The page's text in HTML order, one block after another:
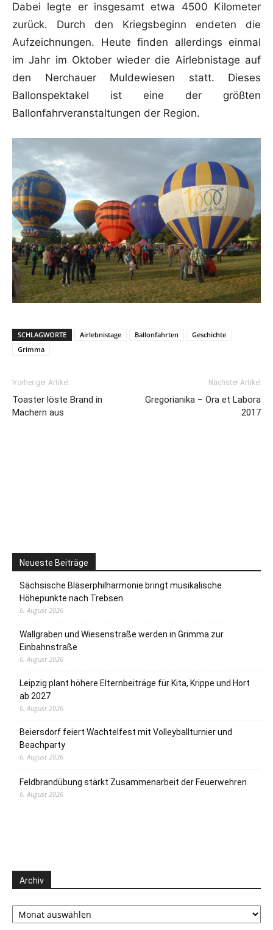
Dabei legte er insgesamt etwa 4500 Kilometer
zurück. Durch den Kriegsbeginn endeten die
Aufzeichnungen. Heute finden allerdings einmal
im Jahr im Oktober wieder die Airlebnistage auf
den Nerchauer Muldewiesen statt. Dieses
Ballonspektakel ist eine der größten
Ballonfahrveranstaltungen der Region.
SCHLAGWORTE Airlebnistage Ballonfahrten
Geschichte
Grimma
Vorheriger Artikel
Toaster löste Brand in
Machern aus
Nächster Artikel
Gregorianika – Ora et Labora
2017
Neueste Beiträge
Sächsische Bläserphilharmonie bringt musikalische
Höhepunkte nach Trebsen
6. August 2026
Wallgraben und Wiesenstraße werden in Grimma zur
Einbahnstraße
6. August 2026
Leipzig plant höhere Elternbeiträge für Kita, Krippe und Hort
ab 2027
6. August 2026
Beiersdorf feiert Wachtelfest mit Volleyballturnier und
Beachparty
6. August 2026
Feldbrandübung stärkt Zusammenarbeit der Feuerwehren
6. August 2026
Archiv
Archiv